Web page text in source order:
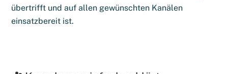
übertrifft und auf allen gewünschten Kanälen
einsatzbereit ist.